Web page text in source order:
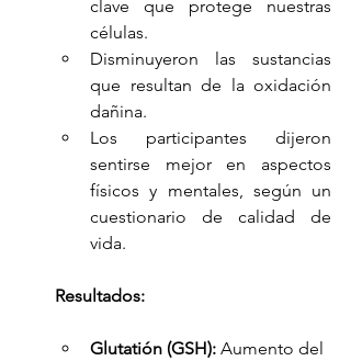
clave que protege nuestras
células.
Disminuyeron las sustancias
que resultan de la oxidación
dañina.
Los participantes dijeron
sentirse mejor en aspectos
físicos y mentales, según un
cuestionario de calidad de
vida.
Resultados:
Glutatión (GSH): Aumento del